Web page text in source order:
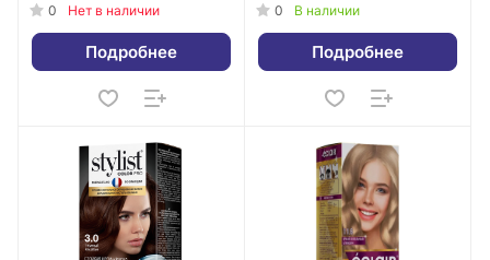
0 Нет в наличии
Подробнее
0 В наличии
Подробнее